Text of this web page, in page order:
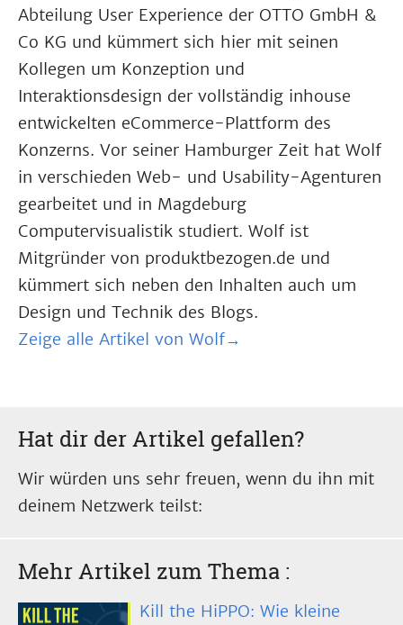
Abteilung User Experience der OTTO GmbH &
Co KG und kümmert sich hier mit seinen
Kollegen um Konzeption und
Interaktionsdesign der vollständig inhouse
entwickelten eCommerce-Plattform des
Konzerns. Vor seiner Hamburger Zeit hat Wolf
in verschieden Web- und Usability-Agenturen
gearbeitet und in Magdeburg
Computervisualistik studiert. Wolf ist
Mitgründer von produktbezogen.de und
kümmert sich neben den Inhalten auch um
Design und Technik des Blogs.
Zeige alle Artikel von Wolf→
Hat dir der Artikel gefallen?
Wir würden uns sehr freuen, wenn du ihn mit
deinem Netzwerk teilst:
Mehr Artikel zum Thema :
Kill the HiPPO: Wie kleine